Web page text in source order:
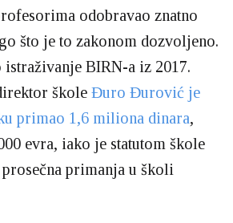
odobravao znatno
što je to zakonom dozvoljeno.
BIRN-a iz 2017.
škole Đuro Đurović je
primao 1,6 miliona dinara,
evra, iako je statutom škole
primanja u školi